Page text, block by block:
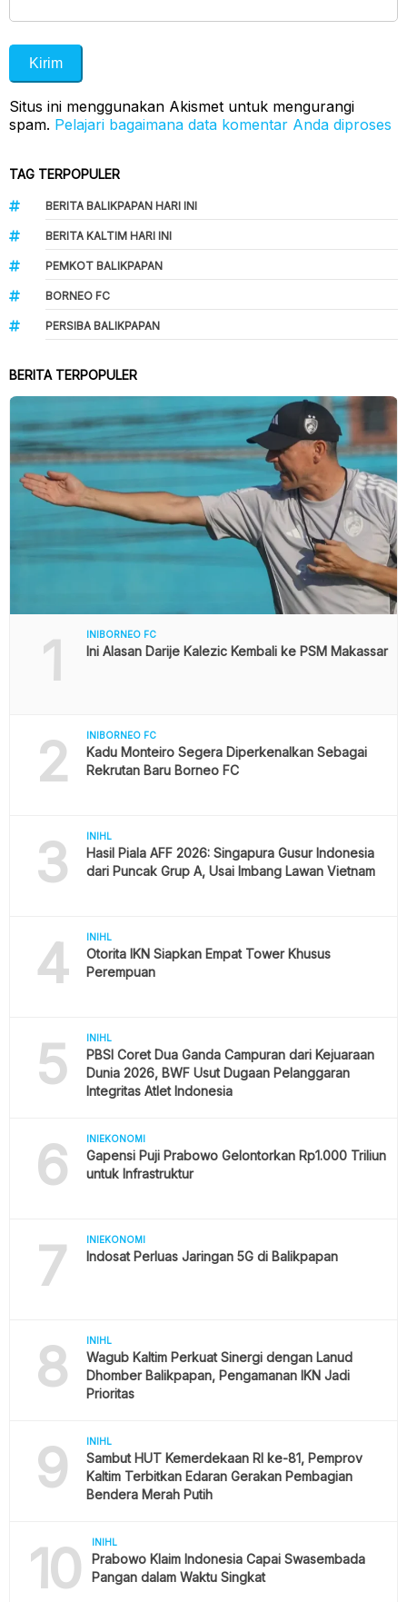
Situs ini menggunakan Akismet untuk mengurangi
spam. Pelajari bagaimana data komentar Anda diproses
TAG TERPOPULER
BERITA BALIKPAPAN HARI INI
BERITA KALTIM HARI INI
PEMKOT BALIKPAPAN
BORNEO FC
PERSIBA BALIKPAPAN
BERITA TERPOPULER
1 INIBORNEO FC
Ini Alasan Darije Kalezic Kembali ke PSM Makassar
2 INIBORNEO FC
Kadu Monteiro Segera Diperkenalkan Sebagai
Rekrutan Baru Borneo FC
3 INIHL
Hasil Piala AFF 2026: Singapura Gusur Indonesia
dari Puncak Grup A, Usai Imbang Lawan Vietnam
4 INIHL
Otorita IKN Siapkan Empat Tower Khusus
Perempuan
5 INIHL
PBSI Coret Dua Ganda Campuran dari Kejuaraan
Dunia 2026, BWF Usut Dugaan Pelanggaran
Integritas Atlet Indonesia
6 INIEKONOMI
Gapensi Puji Prabowo Gelontorkan Rp1.000 Triliun
untuk Infrastruktur
7 INIEKONOMI
Indosat Perluas Jaringan 5G di Balikpapan
8 INIHL
Wagub Kaltim Perkuat Sinergi dengan Lanud
Dhomber Balikpapan, Pengamanan IKN Jadi
Prioritas
9 INIHL
Sambut HUT Kemerdekaan RI ke-81, Pemprov
Kaltim Terbitkan Edaran Gerakan Pembagian
Bendera Merah Putih
10 INIHL
Prabowo Klaim Indonesia Capai Swasembada
Pangan dalam Waktu Singkat